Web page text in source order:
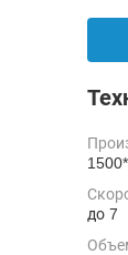
1500*
до 7